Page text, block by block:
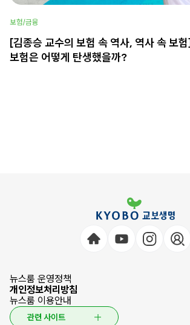
보험/금융
[김종승 교수의 보험 속 역사, 역사 속 보
보험은 어떻게 탄생했을까?
뉴스룸 운영정책
개인정보처리방침
뉴스룸 이용안내
관련 사이트